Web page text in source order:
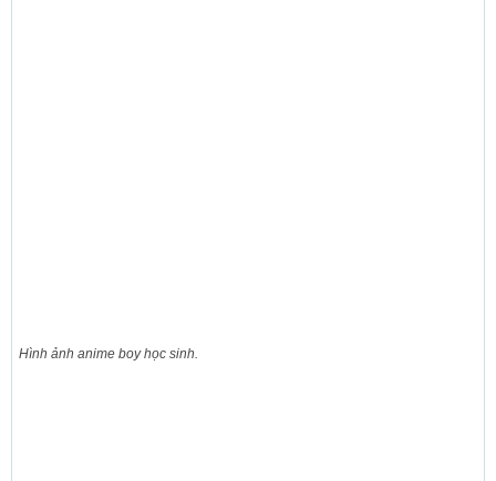
Hình ảnh anime boy học sinh.